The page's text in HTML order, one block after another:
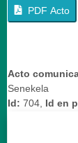
PDF Acto
Acto
Senekela
Id: 704, Id en